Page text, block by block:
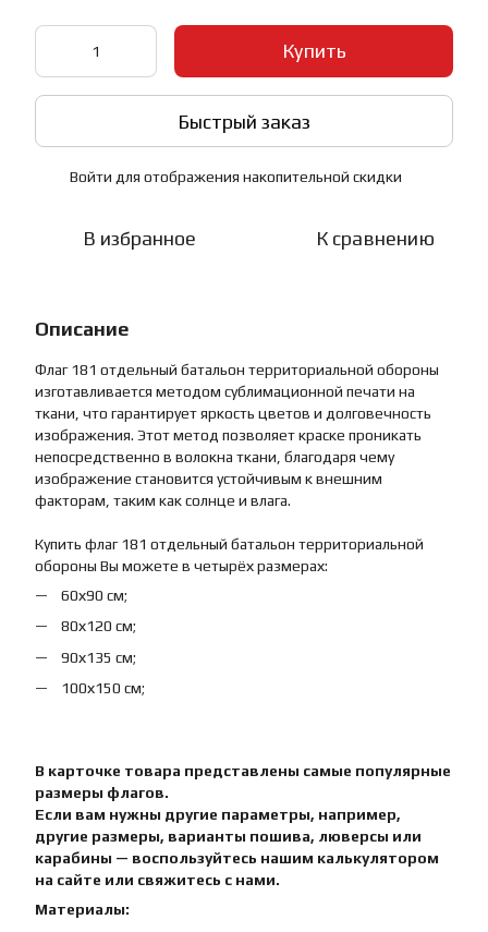
Купить
Быстрый заказ
Войти для отображения накопительной скидки
В избранное К сравнению
Описание
Флаг 181 отдельный батальон территориальной обороны
изготавливается методом сублимационной печати на
ткани, что гарантирует яркость цветов и долговечность
изображения. Этот метод позволяет краске проникать
непосредственно в волокна ткани, благодаря чему
изображение становится устойчивым к внешним
факторам, таким как солнце и влага.
Купить флаг 181 отдельный батальон территориальной
обороны Вы можете в четырёх размерах:
60х90 см;
80х120 см;
90х135 см;
100х150 см;
В карточке товара представлены самые популярные
размеры флагов.
Если вам нужны другие параметры, например,
другие размеры, варианты пошива, люверсы или
карабины — воспользуйтесь нашим калькулятором
на сайте или свяжитесь с нами.
Материалы: